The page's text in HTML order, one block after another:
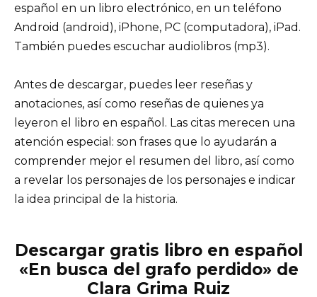
español en un libro electrónico, en un teléfono
Android (android), iPhone, PC (computadora), iPad.
También puedes escuchar audiolibros (mp3).
Antes de descargar, puedes leer reseñas y
anotaciones, así como reseñas de quienes ya
leyeron el libro en español. Las citas merecen una
atención especial: son frases que lo ayudarán a
comprender mejor el resumen del libro, así como
a revelar los personajes de los personajes e indicar
la idea principal de la historia.
Descargar gratis libro en español
«En busca del grafo perdido» de
Clara Grima Ruiz